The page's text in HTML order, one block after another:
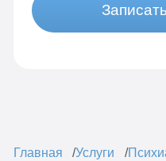
Главная Услуги